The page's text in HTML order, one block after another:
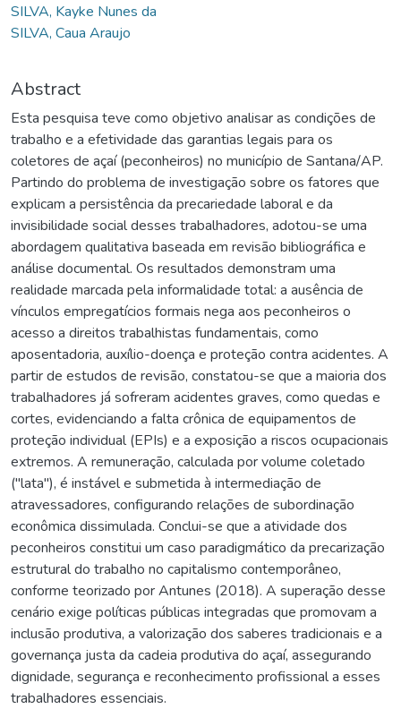
SILVA, Kayke Nunes da
SILVA, Caua Araujo
Abstract
Esta pesquisa teve como objetivo analisar as condições de
trabalho e a efetividade das garantias legais para os
coletores de açaí (peconheiros) no município de Santana/AP.
Partindo do problema de investigação sobre os fatores que
explicam a persistência da precariedade laboral e da
invisibilidade social desses trabalhadores, adotou-se uma
abordagem qualitativa baseada em revisão bibliográfica e
análise documental. Os resultados demonstram uma
realidade marcada pela informalidade total: a ausência de
vínculos empregatícios formais nega aos peconheiros o
acesso a direitos trabalhistas fundamentais, como
aposentadoria, auxílio-doença e proteção contra acidentes. A
partir de estudos de revisão, constatou-se que a maioria dos
trabalhadores já sofreram acidentes graves, como quedas e
cortes, evidenciando a falta crônica de equipamentos de
proteção individual (EPIs) e a exposição a riscos ocupacionais
extremos. A remuneração, calculada por volume coletado
("lata"), é instável e submetida à intermediação de
atravessadores, configurando relações de subordinação
econômica dissimulada. Conclui-se que a atividade dos
peconheiros constitui um caso paradigmático da precarização
estrutural do trabalho no capitalismo contemporâneo,
conforme teorizado por Antunes (2018). A superação desse
cenário exige políticas públicas integradas que promovam a
inclusão produtiva, a valorização dos saberes tradicionais e a
governança justa da cadeia produtiva do açaí, assegurando
dignidade, segurança e reconhecimento profissional a esses
trabalhadores essenciais.